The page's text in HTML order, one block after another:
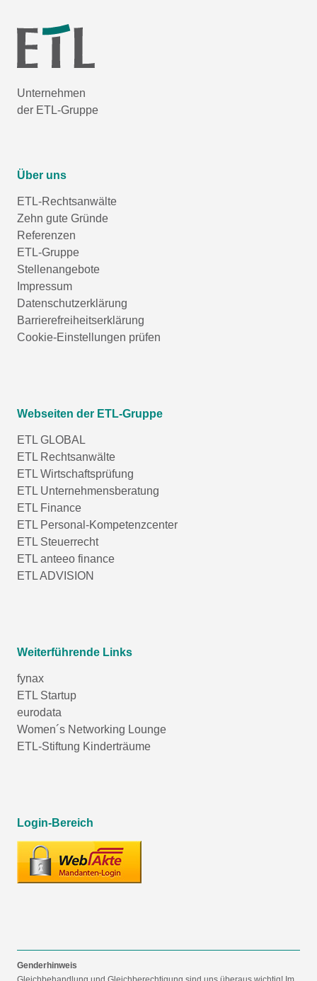
Unternehmen
der ETL-Gruppe
Über uns
ETL-Rechtsanwälte
Zehn gute Gründe
Referenzen
ETL-Gruppe
Stellenangebote
Impressum
Datenschutzerklärung
Barrierefreiheitserklärung
Cookie-Einstellungen prüfen
Webseiten der ETL-Gruppe
ETL GLOBAL
ETL Rechtsanwälte
ETL Wirtschaftsprüfung
ETL Unternehmensberatung
ETL Finance
ETL Personal-Kompetenzcenter
ETL Steuerrecht
ETL anteeo finance
ETL ADVISION
Weiterführende Links
fynax
ETL Startup
eurodata
Women´s Networking Lounge
ETL-Stiftung Kinderträume
Login-Bereich
Genderhinweis